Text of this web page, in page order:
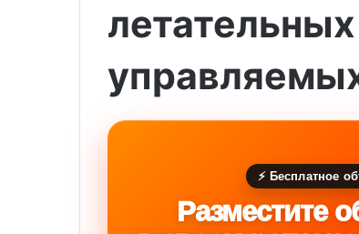
⚡ Бесплатное
Разместите